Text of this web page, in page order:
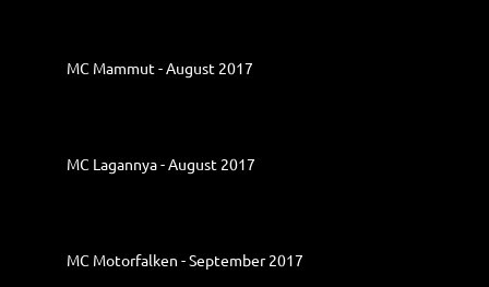
MC Mammut - August 2017
MC Lagannya - August 2017
MC Motorfalken - September 2017